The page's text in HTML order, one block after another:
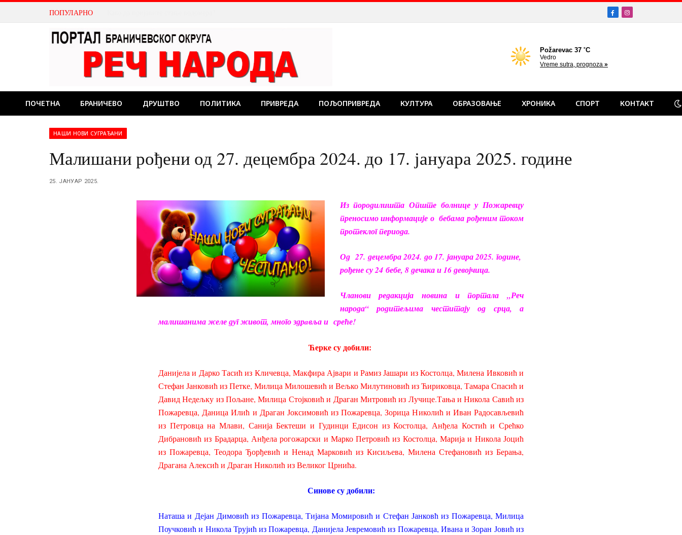
ПОПУЛАРНО FacebookInstagram
ПОЧЕТНА БРАНИЧЕВО ДРУШТВО ПОЛИТИКА ПРИВРЕДА ПОЉОПРИВРЕДА КУЛТУРА ОБРАЗОВАЊЕ ХРОНИКА СПОРТ КОНТАКТ
НАШИ НОВИ СУГРАЂАНИ
Малишани рођени од 27. децембра 2024. до 17. јануара 2025. године
25. ЈАНУАР 2025.
Из породилишта Опште болнице у Пожаревцу
преносимо информације о бебама рођеним током
протеклог периода.
Од 27. децембра 2024. до 17. јануара 2025. године,
рођене су 24 бебе, 8 дечака и 16 девојчица.
Чланови редакција новина и портала „Реч
народа“ родитељима честитају од срца, а
малишанима желе дуг живот, много здрaвља и среће!
Ћерке су добили:
Данијела и Дарко Тасић из Кличевца, Макфира Ајвари и Рамиз Јашари из Костолца, Милена Ивковић и
Стефан Јанковић из Петке, Милица Милошевић и Вељко Милутиновић из Ћириковца, Тамара Спасић и
Давид Недељку из Пољане, Милица Стојковић и Драган Митровић из Лучице.Тања и Никола Савић из
Пожаревца, Даница Илић и Драган Јоксимовић из Пожаревца, Зорица Николић и Иван Радосављевић
из Петровца на Млави, Санија Бектеши и Гудинци Едисон из Костолца, Анђела Костић и Срећко
Дибрановић из Брадарца, Анђела рогожарски и Марко Петровић из Костолца, Марија и Никола Јоцић
из Пожаревца, Теодора Ђорђевић и Ненад Марковић из Кисиљева, Милена Стефановић из Берања,
Драгана Алексић и Драган Николић из Великог Црнића.
Синове су добили:
Наташа и Дејан Димовић из Пожаревца, Тијана Момировић и Стефан Јанковћ из Пожаревца, Милица
Поучковић и Никола Трујић из Пожаревца, Данијела Јевремовић из Пожаревца, Ивана и Зоран Јовић из